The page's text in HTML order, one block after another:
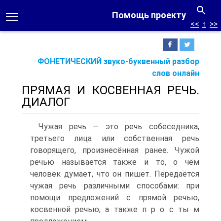
Помощь проекту
ФОНЕТИЧЕСКИЙ звуко-буквенный разбор
слов онлайн
<< ↑ >>
ПРЯМАЯ И КОСВЕННАЯ РЕЧЬ.
ДИАЛОГ
Чужая речь — это речь собеседника,
третьего лица или собственная речь
говорящего, произнесённая ранее. Чужой
речью называется также и то, о чём
человек думает, что он пишет. Передаётся
чужая речь различными способами: при
помощи предложений с прямой речью,
косвенной речью, а также п р о с ты м